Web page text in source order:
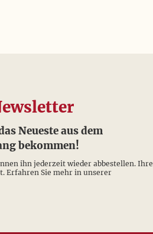
Neueste aus dem
bekommen!
ihn jederzeit wieder abbestellen. Ihre
Erfahren Sie mehr in unserer